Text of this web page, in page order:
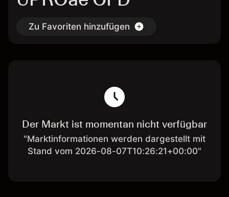
Zu Favoriten hinzufügen
Der Markt ist momentan nicht verfügbar
"Marktinformationen werden dargestellt mit
Stand vom 2026-08-07T10:26:21+00:00"